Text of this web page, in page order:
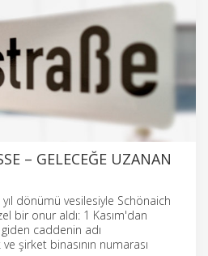
– GELECEĞE UZANAN
yıl dönümü vesilesiyle Schönaich
bir onur aldı: 1 Kasım'dan
caddenin adı
şirket binasının numarası